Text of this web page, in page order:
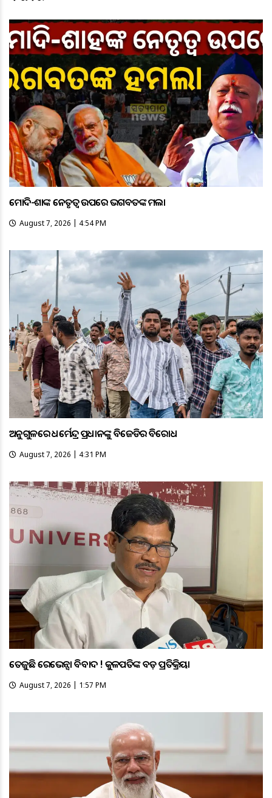
ମୋଦି-ଶାହଙ୍କ ନେତୃତ୍ୱ ଉପରେ ଭଗବତଙ୍କ ହମଲା
August 7, 2026 | 4:54 PM
ଅନୁଗୁଳରେ ଧର୍ମେନ୍ଦ୍ର ପ୍ରଧାନଙ୍କୁ ବିଜେଡିର ବିରୋଧ
August 7, 2026 | 4:31 PM
ତେଜୁଛି ରେଭେନ୍ସା ବିବାଦ ! କୁଳପତିଙ୍କ ବଡ଼ ପ୍ରତିକ୍ରିୟା
August 7, 2026 | 1:57 PM